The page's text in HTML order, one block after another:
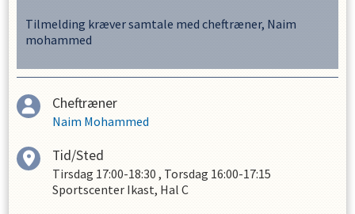
Tilmelding kræver samtale med cheftræner, Naim
mohammed
Cheftræner
Naim Mohammed
Tid/Sted
Tirsdag 17:00-18:30 , Torsdag 16:00-17:15
Sportscenter Ikast, Hal C